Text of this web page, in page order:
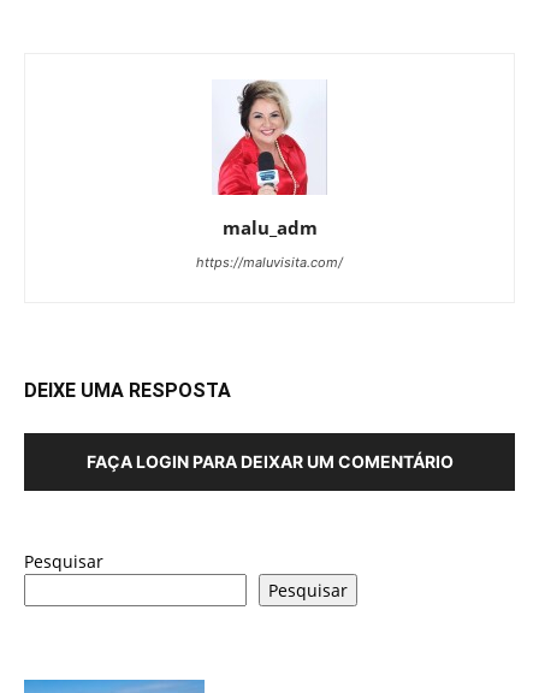
malu_adm
https://maluvisita.com/
DEIXE UMA RESPOSTA
FAÇA LOGIN PARA DEIXAR UM COMENTÁRIO
Pesquisar
Pesquisar